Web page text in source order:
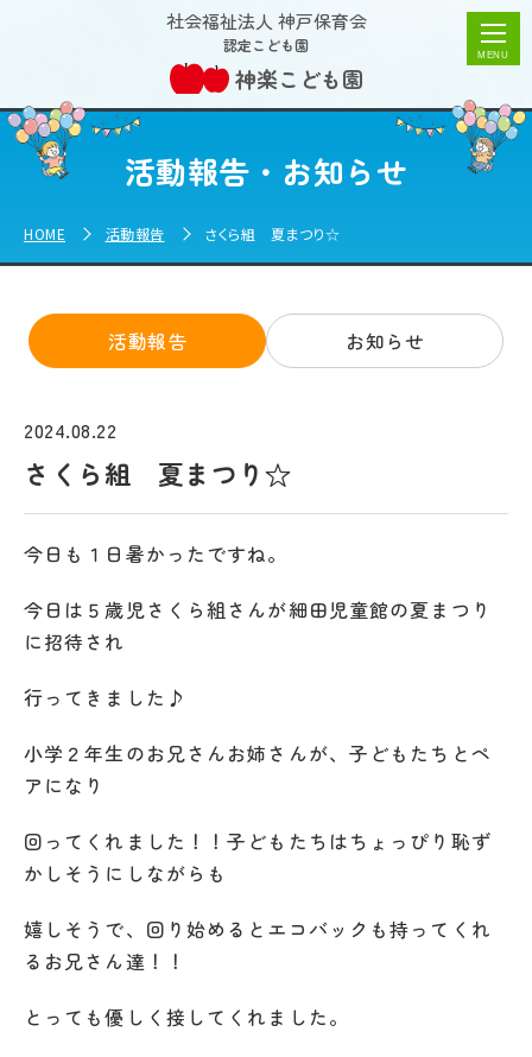
さくら組 夏まつり☆ | 神楽こども園
社会福祉法人 神戸保育会
認定こども園
神楽こども園
活動報告・お知らせ
HOME 活動報告 さくら組 夏まつり☆
活動報告 お知らせ
2024.08.22
さくら組 夏まつり☆
今日も１日暑かったですね。
今日は５歳児さくら組さんが細田児童館の夏まつり
に招待され
行ってきました♪
小学２年生のお兄さんお姉さんが、子どもたちとペ
アになり
回ってくれました！！子どもたちはちょっぴり恥ず
かしそうにしながらも
嬉しそうで、回り始めるとエコバックも持ってくれ
るお兄さん達！！
とっても優しく接してくれました。